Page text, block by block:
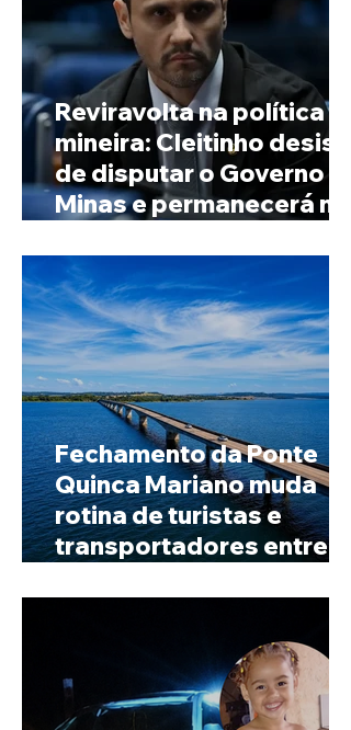
Reviravolta na política
mineira: Cleitinho desiste
de disputar o Governo de
Minas e permanecerá no
Fechamento da Ponte
Quinca Mariano muda
rotina de turistas e
transportadores entre